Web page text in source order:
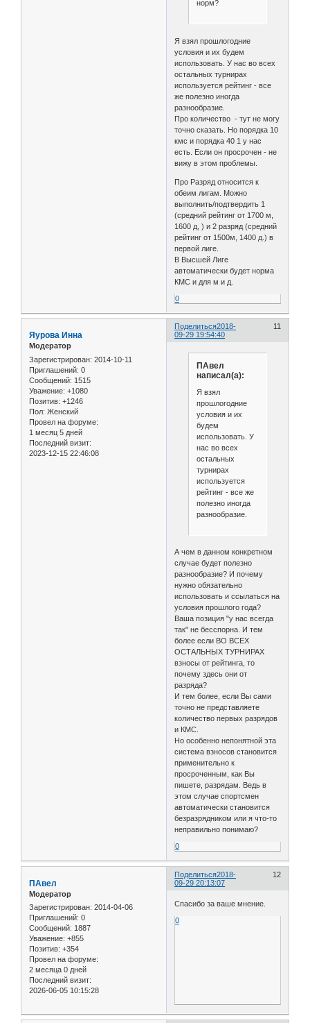
норм?
Я взял прошлогодние
условия и их будем
использовать. У нас во всех
остальных турнирах
используется рейтинг - все
же полезно иногда
разнообразие.
Про количество - тут не могу
точно сказать. Но порядка 10
кмс и порядка 40 1 у нас
есть. Если он просрочен - не
вижу в этом проблемы.
Про Разряд относится к
обеим лигам. Можно
выполнить/подтвердить 1
(средний рейтинг от 1700 м,
1600 д, ) и 2 разряд (средний
рейтинг от 1500м, 1400 д.) в
первой лиге.
В Высшей Лиге
автоматически будет норма
КМС и для м и д.
0
Поделиться 11
2018-
09-29 19:54:40
Яурова Инна
Модератор
Зарегистрирован: 2014-10-11
Приглашений: 0
Сообщений: 1515
Уважение: +1080
Позитив: +1246
Пол: Женский
Провел на форуме:
1 месяц 5 дней
Последний визит:
2023-12-15 22:46:08
ПАвел
написал(а):
Я взял
прошлогодние
условия и их
будем
использовать. У
нас во всех
остальных
турнирах
используется
рейтинг - все же
полезно иногда
разнообразие.
А чем в данном конкретном
случае будет полезно
разнообразие? И почему
нужно обязательно
использовать и ссылаться на
условия прошлого года?
Ваша позиция "у нас всегда
так" не бесспорна. И тем
более если ВО ВСЕХ
ОСТАЛЬНЫХ ТУРНИРАХ
взносы от рейтинга, то
почему здесь они от
разряда?
И тем более, если Вы сами
точно не представляете
количество первых разрядов
и КМС.
Но особенно непонятной эта
система взносов становится
применительно к
просроченным, как Вы
пишете, разрядам. Ведь в
этом случае спортсмен
автоматически становится
безразрядником или я что-то
неправильно понимаю?
0
Поделиться 12
2018-
09-29 20:13:07
ПАвел
Модератор
Зарегистрирован: 2014-04-06
Приглашений: 0
Сообщений: 1887
Уважение: +855
Позитив: +354
Провел на форуме:
2 месяца 0 дней
Последний визит:
2026-06-05 10:15:28
Спасибо за ваше мнение.
0